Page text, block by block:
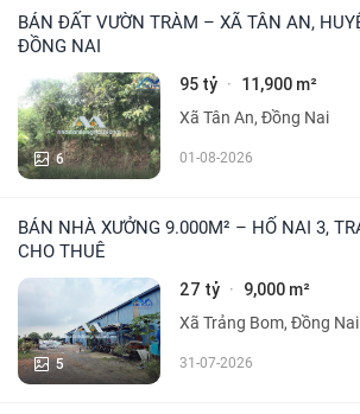
BÁN ĐẤT VƯỜN TRÀM – XÃ TÂN AN, HUYỆN VĨNH CỬU,
ĐỒNG NAI
6
95 tỷ · 11,900 m²
Xã Tân An, Đồng Nai
01-08-2026
BÁN NHÀ XƯỞNG 9.000M² – HỐ NAI 3, TRẢNG BOM – ĐANG
CHO THUÊ
5
27 tỷ · 9,000 m²
Xã Trảng Bom, Đồng Nai
31-07-2026